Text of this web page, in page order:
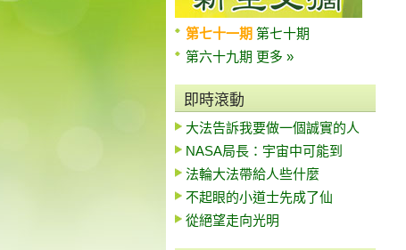
第七十一期 第七十期
第六十九期 更多 »
即時滾動
大法告訴我要做一個誠實的人
NASA局長：宇宙中可能到
法輪大法帶給人些什麼
不起眼的小道士先成了仙
從絕望走向光明